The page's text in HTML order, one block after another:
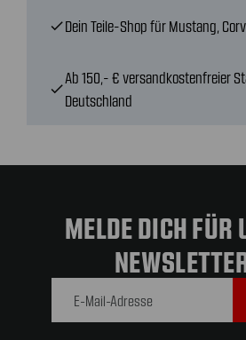
checkDein Teile-Shop für Mustang,
check
Ab 150,- € versandkostenfreier
Deutschland
MELDE DICH FÜR